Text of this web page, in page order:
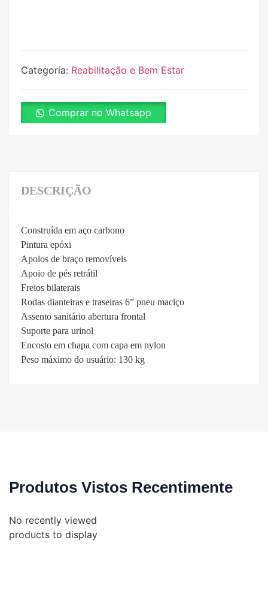
Categoria: Reabilitação e Bem Estar
Comprar no Whatsapp
DESCRIÇÃO
Construída em aço carbono
Pintura epóxi
Apoios de braço removíveis
Apoio de pés retrátil
Freios bilaterais
Rodas dianteiras e traseiras 6” pneu maciço
Assento sanitário abertura frontal
Suporte para urinol
Encosto em chapa com capa em nylon
Peso máximo do usuário: 130 kg
Produtos Vistos Recentimente
No recently viewed
products to display